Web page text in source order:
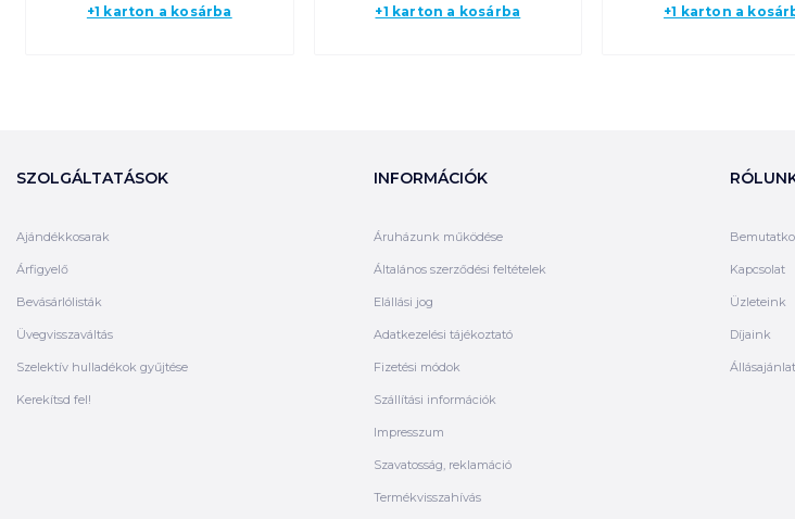
+1 karton a kosárba +1 karton a kosárba +1 karton a
SZOLGÁLTATÁSOK
Ajándékkosarak
Árfigyelő
Bevásárlólisták
Üvegvisszaváltás
Szelektív hulladékok gyűjtése
Kerekítsd fel!
INFORMÁCIÓK
Áruházunk működése
Általános szerződési feltételek
Elállási jog
Adatkezelési tájékoztató
Fizetési módok
Szállítási információk
Impresszum
Szavatosság, reklamáció
Termékvisszahívás
Kapcsolat
Üzleteink
Díjaink